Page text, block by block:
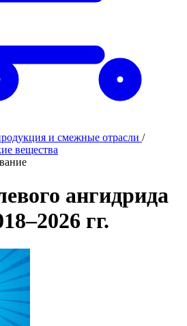
и смежные отрасли /
вещества
ангидрида
гг.